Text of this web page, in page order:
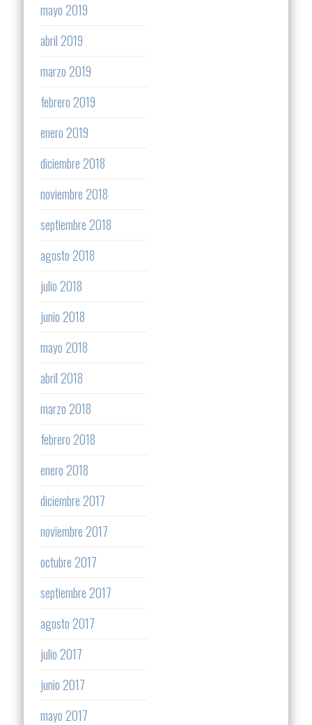
mayo 2019
abril 2019
marzo 2019
febrero 2019
enero 2019
diciembre 2018
noviembre 2018
septiembre 2018
agosto 2018
julio 2018
junio 2018
mayo 2018
abril 2018
marzo 2018
febrero 2018
enero 2018
diciembre 2017
noviembre 2017
octubre 2017
septiembre 2017
agosto 2017
julio 2017
junio 2017
mayo 2017